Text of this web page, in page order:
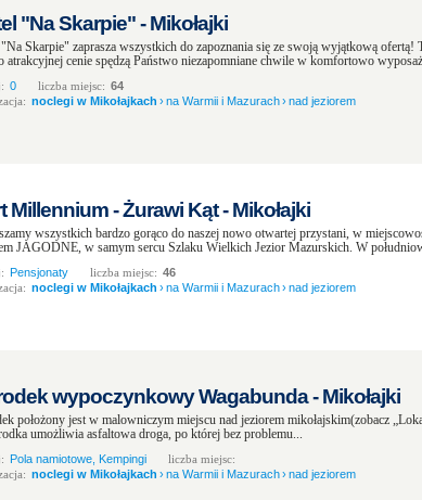
"Na Skarpie" - Mikołajki
Skarpie" zaprasza wszystkich do zapoznania się ze swoją wyjątkową ofertą!
atrakcyjnej cenie spędzą Państwo niezapomniane chwile w komfortowo
0 liczba miejsc: 64
noclegi w Mikołajkach ›na Warmii i Mazurach›nad jeziorem
Millennium - Żurawi Kąt - Mikołajki
wszystkich bardzo gorąco do naszej nowo otwartej przystani, w
JAGODNE, w samym sercu Szlaku Wielkich Jezior Mazurskich. W
Pensjonaty liczba miejsc: 46
noclegi w Mikołajkach ›na Warmii i Mazurach›nad jeziorem
wypoczynkowy Wagabunda - Mikołajki
położony jest w malowniczym miejscu nad jeziorem mikołajskim(zobacz
umożliwia asfaltowa droga, po której bez problemu...
Pola namiotowe, Kempingi
liczba miejsc:
noclegi w Mikołajkach ›na Warmii i Mazurach›nad jeziorem